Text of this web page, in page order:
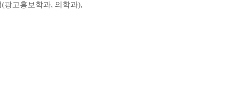
광고홍보학과, 의학과),